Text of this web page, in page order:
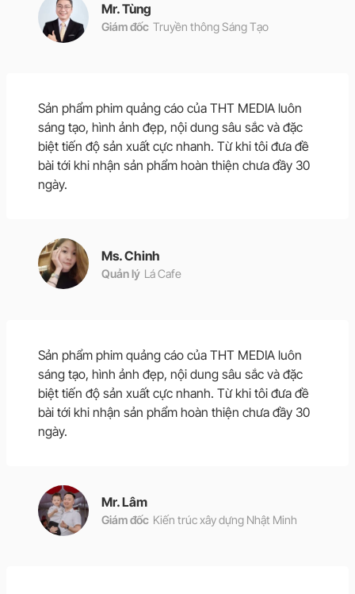
Mr. Tùng
Giám đốc Truyền thông Sáng Tạo
Sản phẩm phim quảng cáo của THT MEDIA luôn
sáng tạo, hình ảnh đẹp, nội dung sâu sắc và đặc
biệt tiến độ sản xuất cực nhanh. Từ khi tôi đưa đề
bài tới khi nhận sản phẩm hoàn thiện chưa đầy 30
ngày.
Ms. Chinh
Quản lý Lá Cafe
Sản phẩm phim quảng cáo của THT MEDIA luôn
sáng tạo, hình ảnh đẹp, nội dung sâu sắc và đặc
biệt tiến độ sản xuất cực nhanh. Từ khi tôi đưa đề
bài tới khi nhận sản phẩm hoàn thiện chưa đầy 30
ngày.
Mr. Lâm
Giám đốc Kiến trúc xây dựng Nhật Minh